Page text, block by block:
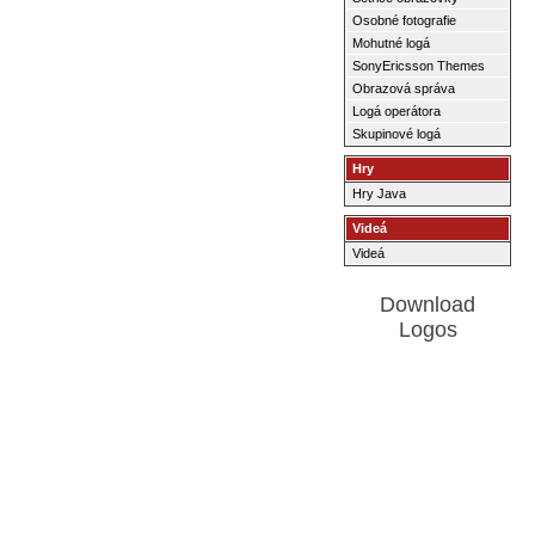
Osobné fotografie
Mohutné logá
SonyEricsson Themes
Obrazová správa
Logá operátora
Skupinové logá
Hry
Hry Java
Videá
Videá
Download
Logos